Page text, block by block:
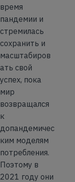
время
пандемии и
стремилась
сохранить и
масштабиров
ать свой
успех, пока
мир
возвращался
к
допандемичес
ким моделям
потребления.
Поэтому в
2021 году они